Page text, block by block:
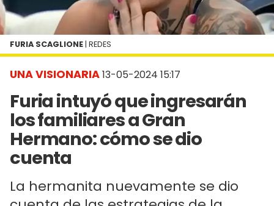
UNA VISIONARIA13-05-2024 15:17
Furia intuyó que ingresarán
los familiares a Gran
Hermano: cómo se dio
cuenta
La hermanita nuevamente se dio
FURIA SCAGLIONE | REDES